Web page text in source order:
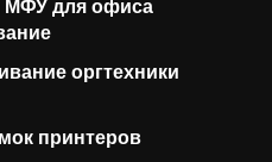
МФУ для офиса
оргтехники
принтеров